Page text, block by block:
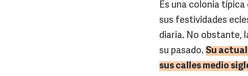
Es una colonia
sus festividades
diaria. No obstante,
su pasado. Su
sus calles medio